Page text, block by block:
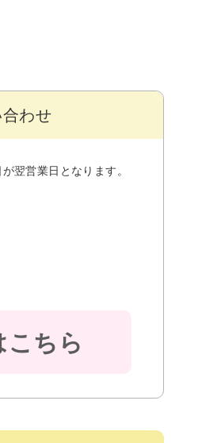
わせ
翌営業日となります。
こちら